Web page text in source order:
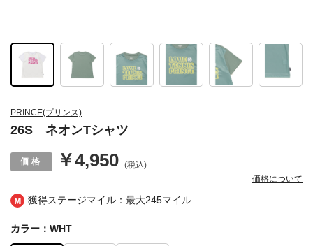
獲得ステージマイル：最大245マイル
PRINCE(プリンス)
26S ネオンTシャツ
￥4,950 (税込)
価格について
カラー：WHT